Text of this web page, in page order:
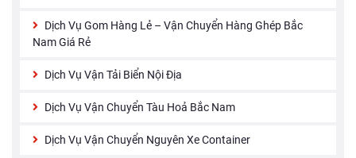
Dịch Vụ Gom Hàng Lẻ – Vận Chuyển Hàng Ghép Bắc
Nam Giá Rẻ
Dịch Vụ Vận Tải Biển Nội Địa
Dịch Vụ Vận Chuyển Tàu Hoả Bắc Nam
Dịch Vụ Vận Chuyển Nguyên Xe Container